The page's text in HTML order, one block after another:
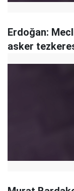
Erdoğan:
asker